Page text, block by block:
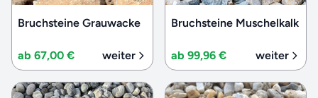
Bruchsteine Grauwacke
ab 67,00 € weiter
Bruchsteine Muschelkalk
ab 99,96 € weiter